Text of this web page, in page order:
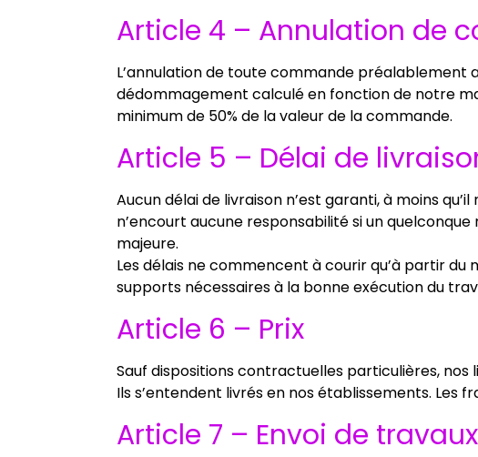
Article 4 – Annulation de
L’annulation de toute commande préalablement
dédommagement calculé en fonction de notre
minimum de 50% de la valeur de la commande.
Article 5 – Délai de
Aucun délai de livraison n’est garanti, à moins
n’encourt aucune responsabilité si un
majeure.
Les délais ne commencent à courir qu’à partir du
supports nécessaires à la bonne exécution du
Article 6 – Prix
Sauf dispositions contractuelles particulières,
Ils s’entendent livrés en nos établissements. Les
Article 7 – Envoi de